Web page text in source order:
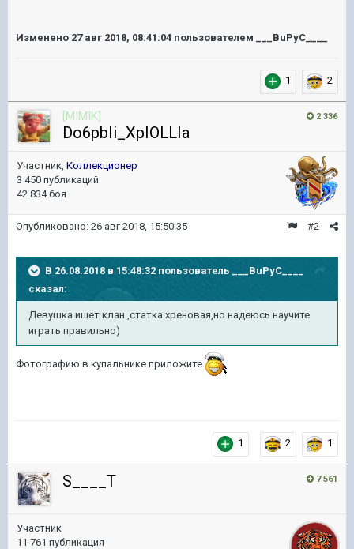
Изменено 27 авг 2018, 08:41:04 пользователем ___BuPyC____
1 2
2 336
[MIMIK]
Do6pbIi_XpIOLLIa
Участник, Коллекционер
3 450 публикаций
42 834 боя
#2
Опубликовано: 26 авг 2018, 15:50:35
В 26.08.2018 в 15:48:32 пользователь
___BuPyC____
сказал:
Девушка ищет клан ,статка хреновая,но надеюсь научите
играть правильно)
Фотографию в купальнике приложите
1 2 1
7 561
S____T
Участник
11 761 публикация